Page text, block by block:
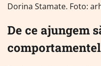
Dorina Stamate. Foto:
De ce ajungem